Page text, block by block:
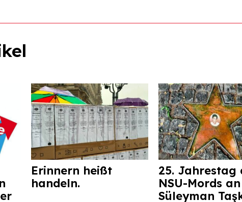
Erinnern heißt
handeln.
25. Jahrestag
NSU-Mords an
Süleyman